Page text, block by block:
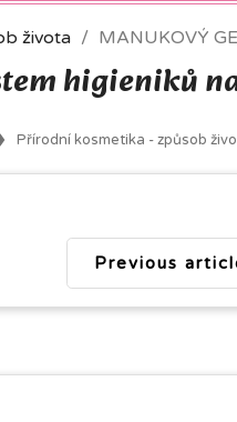
života MANUKOVÝ
higieniků
Přírodní kosmetika - způsob
Previous